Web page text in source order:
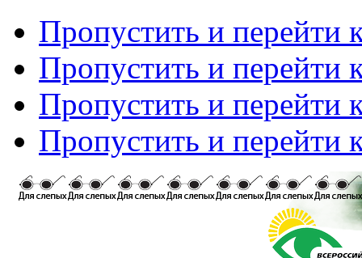
Пропустить и перейти
Пропустить и перейти
Пропустить и перейти
Пропустить и перейти